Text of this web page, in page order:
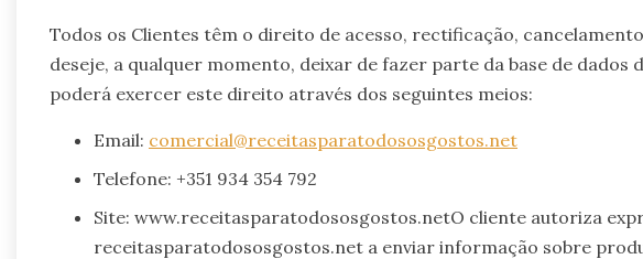
Todos os Clientes têm o direito de acesso, rectificação,
deseje, a qualquer momento, deixar de fazer parte da base de
poderá exercer este direito através dos seguintes meios:
Email: comercial@receitasparatodososgostos.net
Telefone: +351 934 354 792
Site: www.receitasparatodososgostos.netO cliente autoriza
receitasparatodososgostos.net a enviar informação sobre